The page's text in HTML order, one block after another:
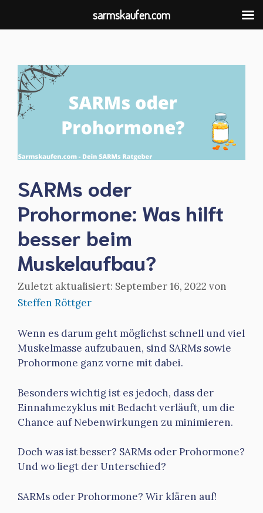
springen
SARMs oder
Prohormone: Was hilft
besser beim
Muskelaufbau?
September 16, 2022 von
Steffen Röttger
Wenn es darum geht möglichst schnell und viel
Muskelmasse aufzubauen, sind SARMs sowie
Prohormone ganz vorne mit dabei.
Besonders wichtig ist es jedoch, dass der
Einnahmezyklus mit Bedacht verläuft, um die
Chance auf Nebenwirkungen zu minimieren.
Doch was ist besser? SARMs oder Prohormone?
Und wo liegt der Unterschied?
SARMs oder Prohormone? Wir klären auf!
sarmskaufen.com